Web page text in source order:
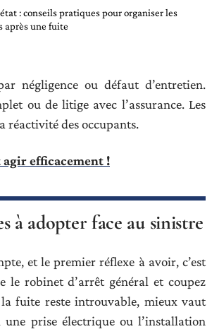
: conseils pratiques pour organiser les
après une fuite
négligence ou défaut d’entretien.
ou de litige avec l’assurance. Les
réactivité des occupants.
efficacement !
à adopter face au sinistre
et le premier réflexe à avoir, c’est
le robinet d’arrêt général et coupez
fuite reste introuvable, mieux vaut
prise électrique ou l’installation